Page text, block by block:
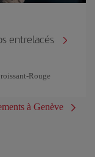
entrelacés
Rouge
à Genève